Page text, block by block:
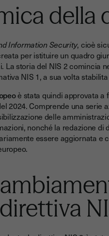
della
Information Security, cioè
per istituire un quadro
storia del NIS 2 comincia
NIS 1, a sua volta
è stata quindi approvata a
2024. Comprende una serie
delle
nonché la redazione di
essere aggiornata e